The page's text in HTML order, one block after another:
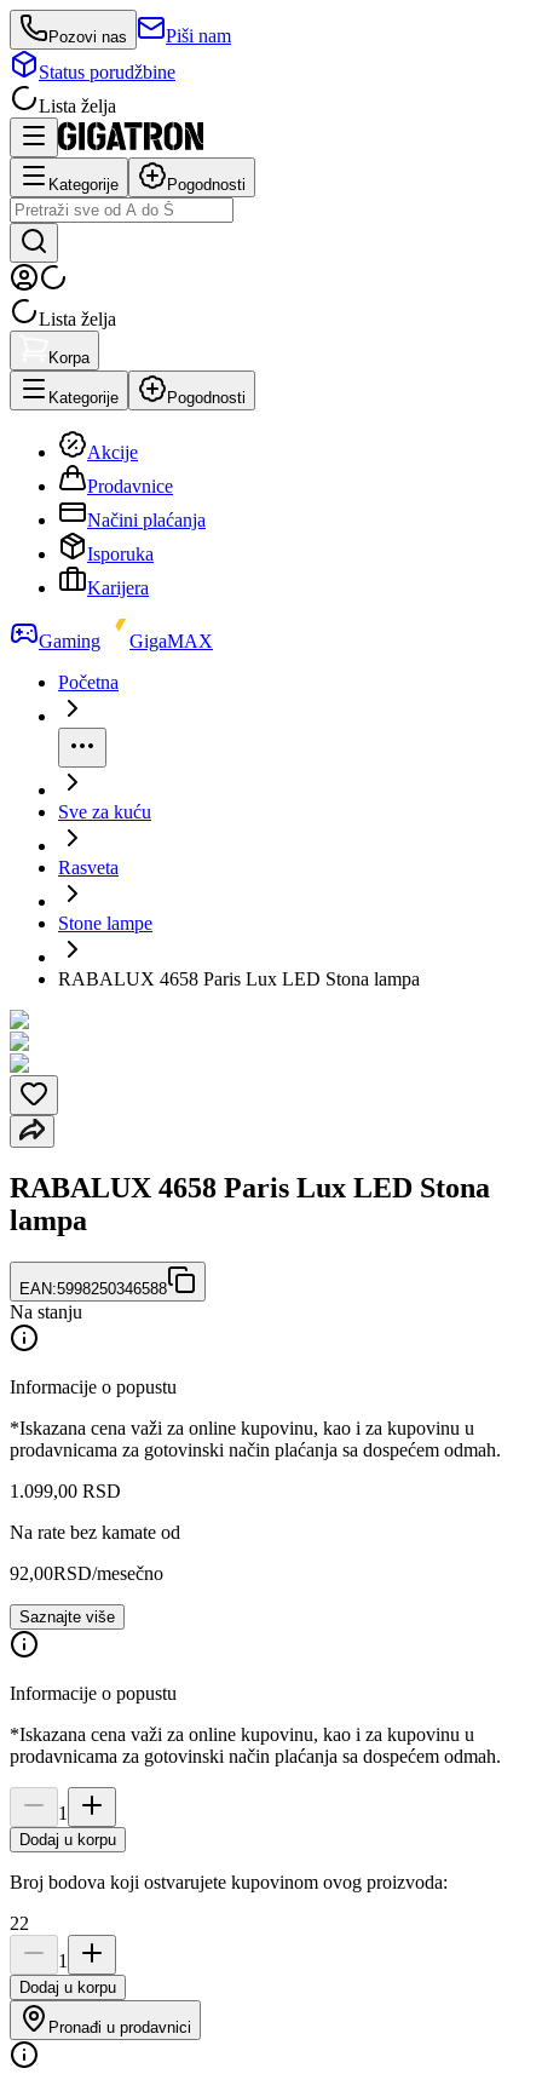
Pozovi nas
Piši nam
Status porudžbine
Lista želja
Kategorije Pogodnosti
Lista želja
Korpa
Kategorije Pogodnosti
Akcije
Prodavnice
Načini plaćanja
Isporuka
Karijera
Gaming
GigaMAX
Početna
Sve za kuću
Rasveta
Stone lampe
RABALUX 4658 Paris Lux LED Stona lampa
RABALUX 4658 Paris Lux LED Stona
lampa
EAN:5998250346588
Na stanju
Informacije o popustu
*Iskazana cena važi za online kupovinu, kao i za kupovinu u
prodavnicama za gotovinski način plaćanja sa dospećem odmah.
1.099,00 RSD
Na rate bez kamate od
92,00RSD/mesečno
Saznajte više
Informacije o popustu
*Iskazana cena važi za online kupovinu, kao i za kupovinu u
prodavnicama za gotovinski način plaćanja sa dospećem odmah.
1
Dodaj u korpu
Broj bodova koji ostvarujete kupovinom ovog proizvoda:
22
1
Dodaj u korpu
Pronađi u prodavnici